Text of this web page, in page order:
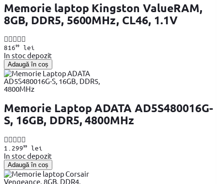
Memorie laptop Kingston ValueRAM,
8GB, DDR5, 5600MHz, CL46, 1.1V
81699lei
In stoc depozit
Adaugă în coș
Memorie Laptop ADATA AD5S480016G-
S, 16GB, DDR5, 4800MHz
1.29999lei
In stoc depozit
Adaugă în coș